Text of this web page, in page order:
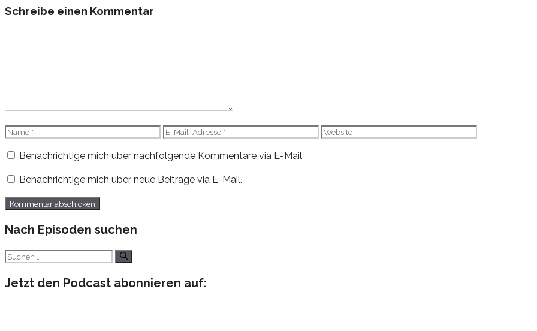
Schreibe einen Kommentar
Name
E-
Adresse
Website
Benachrichtige mich über nachfolgende Kommentare via E-Mail.
Benachrichtige mich über neue Beiträge via E-Mail.
Nach Episoden suchen
Suchen
Jetzt den Podcast abonnieren auf: